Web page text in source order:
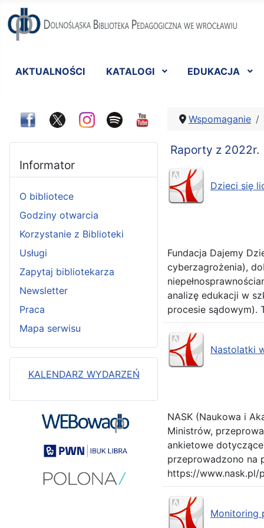
AKTUALNOŚCI KATALOGI EDUKACJA
Informator
O bibliotece
Godziny otwarcia
Korzystanie z Biblioteki
Usługi
Zapytaj bibliotekarza
Newsletter
Praca
Mapa serwisu
KALENDARZ WYDARZEŃ
Wspomaganie
Raporty z 2022r.
Dzieci się
Fundacja Dajemy
cyberzagrożenia),
analizę edukacji w
procesie sądowym).
Nastolatki
NASK (Naukowa i
Ministrów,
ankietowe
przeprowadzono na
https://
Monitoring